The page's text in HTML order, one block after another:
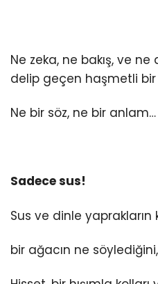
Ne zeka, ne bakış, ve
delip geçen haşmetli bir
Ne bir söz, ne bir anlam…
Sadece sus!
Sus ve dinle yaprakların
bir ağacın ne söylediğini,